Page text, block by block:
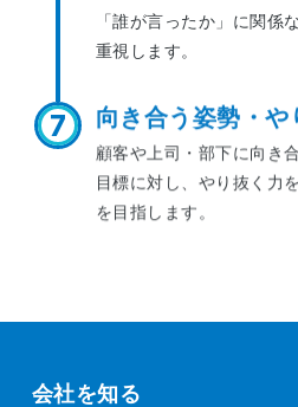
「誰が言ったか」に関係
重視します。
7 向き合う姿勢・や
顧客や上司・部下に向き
目標に対し、やり抜く力
を目指します。
会社を知る